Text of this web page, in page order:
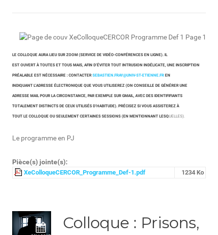
LE COLLOQUE AURA LIEU SUR ZOOM (SERVICE DE VIDÉO-CONFÉRENCES EN LIGNE). IL
EST OUVERT À TOUTES ET TOUS MAIS, AFIN D’ÉVITER TOUT INTRUSION INDÉLICATE, UNE INSCRIPTION
PRÉALABLE EST NÉCESSAIRE : CONTACTER SEBASTIEN.FRAY@UNIV-ST-ETIENNE.FR EN
INDIQUANT L’ADRESSE ÉLECTRONIQUE QUE VOUS UTILISEREZ (ON CONSEILLE DE GÉNÉRER UNE
ADRESSE MAIL POUR LA CIRCONSTANCE, PAR EXEMPLE SUR GMAIL, AVEC DES IDENTIFIFIANTS
TOTALEMENT DISTINCTS DE CEUX UTILISÉS D’HABITUDE). PRÉCISEZ SI VOUS ASSISTEREZ À
TOUT LE COLLOQUE OU SEULEMENT CERTAINES SESSIONS (EN MENTIONNANT LESQUELLES).
Le programme en PJ
Pièce(s) jointe(s):
XeColloqueCERCOR_Programme_Def-1.pdf 1234 Ko
Colloque : Prisons,